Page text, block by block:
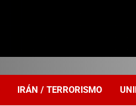
IRÁN / TERRORISMO